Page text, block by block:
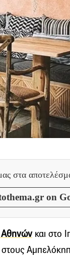
στα
on
και στο